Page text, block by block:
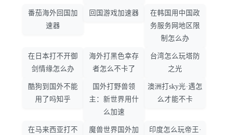
番茄海外回国加
速器
回国游戏加速器
在韩国用中国政
务服务网地区限
制怎么办
在日本打不开御
剑情缘怎么办
海外打黑色幸存
者怎么不卡了
台湾怎么玩塔防
之光
酷狗到国外不能
用了吗知乎
国外打野兽领
主：新世界用什
么加速
澳洲打sky光·遇怎
么才能不卡
在马来西亚打不 魔兽世界国外加 印度怎么玩帝王·